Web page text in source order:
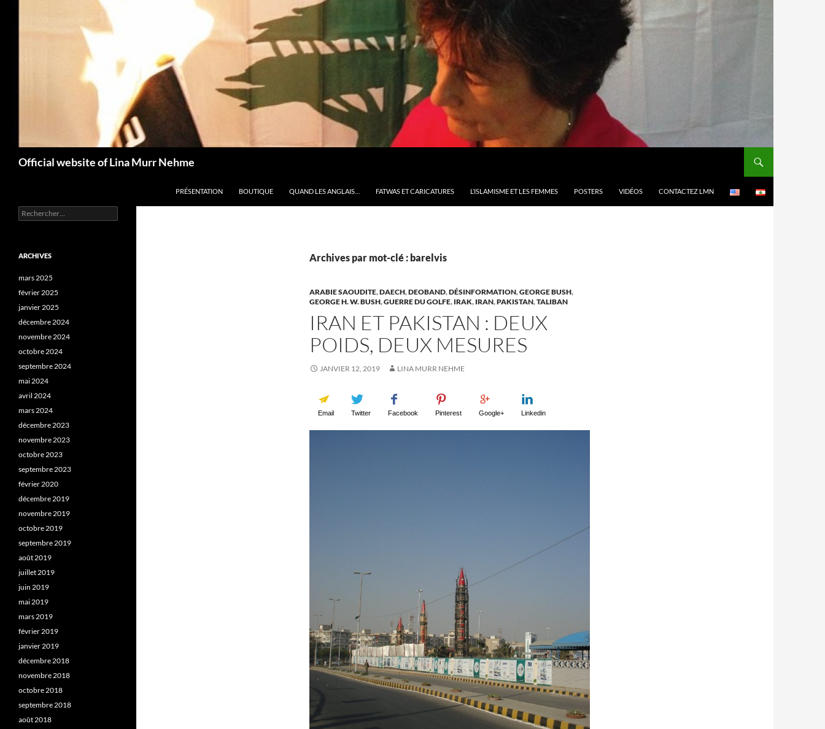
Official website of Lina Murr Nehme
PRÉSENTATION BOUTIQUE QUAND LES ANGLAIS… FATWAS ET CARICATURES L’ISLAMISME ET LES FEMMES POSTERS VIDÉOS CONTACTEZ LMN
Archives par mot-clé : barelvis
ARABIE SAOUDITE,DAECH,DEOBAND,DÉSINFORMATION,GEORGE BUSH,
GEORGE H. W. BUSH,GUERRE DU GOLFE, IRAK, IRAN,PAKISTAN,TALIBAN
IRAN ET PAKISTAN : DEUX
POIDS, DEUX MESURES
JANVIER 12, 2019 LINA MURR NEHME
Email Twitter Facebook Pinterest Google+ Linkedin
Rechercher :
ARCHIVES
mars 2025
février 2025
janvier 2025
décembre 2024
novembre 2024
octobre 2024
septembre 2024
mai 2024
avril 2024
mars 2024
décembre 2023
novembre 2023
octobre 2023
septembre 2023
février 2020
décembre 2019
novembre 2019
octobre 2019
septembre 2019
août 2019
juillet 2019
juin 2019
mai 2019
mars 2019
février 2019
janvier 2019
décembre 2018
novembre 2018
octobre 2018
septembre 2018
août 2018